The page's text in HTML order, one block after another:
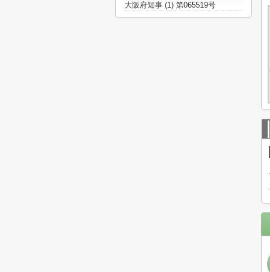
大阪府知事 (1) 第065519号